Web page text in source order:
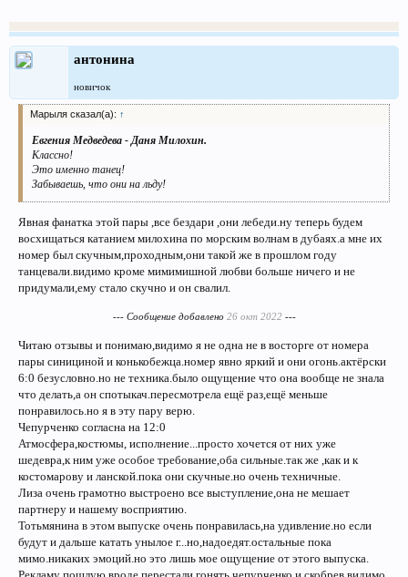
антонина
новичок
Марыля сказал(а): ↑
Евгения Медведева - Даня Милохин.
Классно!
Это именно танец!
Забываешь, что они на льду!
Явная фанатка этой пары ,все бездари ,они лебеди.ну теперь будем
восхищаться катанием милохина по морским волнам в дубаях.а мне их
номер был скучным,проходным,они такой же в прошлом году
танцевали.видимо кроме мимимишной любви больше ничего и не
придумали,ему стало скучно и он свалил.
--- Сообщение добавлено 26 окт 2022 ---
Читаю отзывы и понимаю,видимо я не одна не в восторге от номера
пары синициной и конькобежца.номер явно яркий и они огонь.актёрски
6:0 безусловно.но не техника.было ощущение что она вообще не знала
что делать,а он спотыкач.пересмотрела ещё раз,ещё меньше
понравилось.но я в эту пару верю.
Чепурченко согласна на 12:0
Атмосфера,костюмы, исполнение...просто хочется от них уже
шедевра,к ним уже особое требование,оба сильные.так же ,как и к
костомарову и ланской.пока они скучные.но очень техничные.
Лиза очень грамотно выстроено все выступление,она не мешает
партнеру и нашему восприятию.
Тотьмянина в этом выпуске очень понравилась,на удивление.но если
будут и дальше катать унылое г...но,надоедят.остальные пока
мимо.никаких эмоций.но это лишь мое ощущение от этого выпуска.